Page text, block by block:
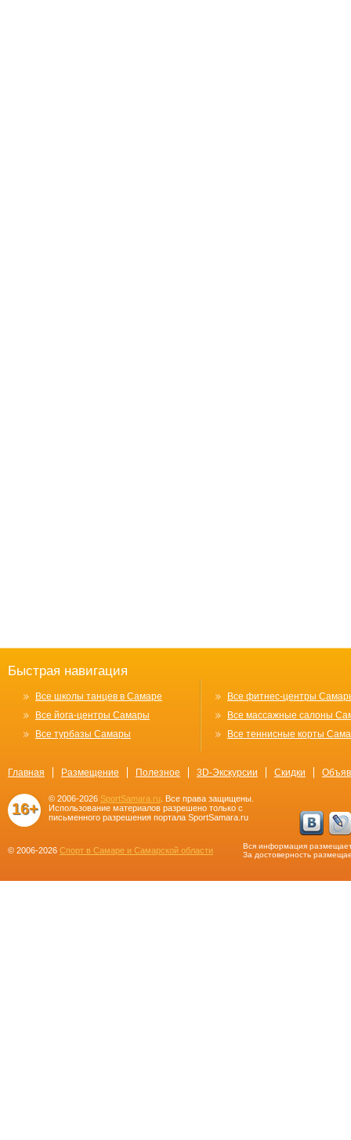
Быстрая навигация
Все школы танцев в Самаре
Все йога-центры Самары
Все турбазы Самары
Все фитнес-центры
Все массажные салоны
Все теннисные корты
Главная Размещение Полезное 3D-Экскурсии Скидки
16+
© 2006-2026 SportSamara.ru . Все права защищены.
Использование материалов разрешено только с
письменного разрешения портала SportSamara.ru
© 2006-2026 Спорт в Самаре и Самарской области
Вся информация
За достоверность